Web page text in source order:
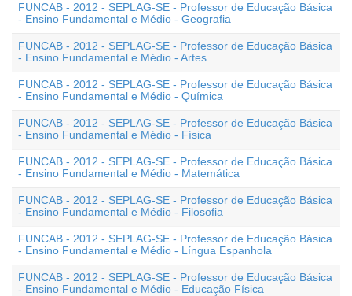
FUNCAB - 2012 - SEPLAG-SE - Professor de Educação Básica
- Ensino Fundamental e Médio - Geografia
FUNCAB - 2012 - SEPLAG-SE - Professor de Educação Básica
- Ensino Fundamental e Médio - Artes
FUNCAB - 2012 - SEPLAG-SE - Professor de Educação Básica
- Ensino Fundamental e Médio - Química
FUNCAB - 2012 - SEPLAG-SE - Professor de Educação Básica
- Ensino Fundamental e Médio - Física
FUNCAB - 2012 - SEPLAG-SE - Professor de Educação Básica
- Ensino Fundamental e Médio - Matemática
FUNCAB - 2012 - SEPLAG-SE - Professor de Educação Básica
- Ensino Fundamental e Médio - Filosofia
FUNCAB - 2012 - SEPLAG-SE - Professor de Educação Básica
- Ensino Fundamental e Médio - Língua Espanhola
FUNCAB - 2012 - SEPLAG-SE - Professor de Educação Básica
- Ensino Fundamental e Médio - Educação Física